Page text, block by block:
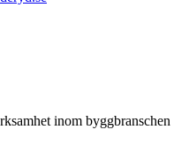
inom byggbranschen